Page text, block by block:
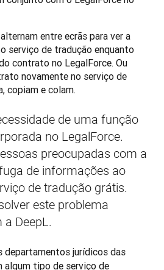
entre ecrãs para ver a
serviço de tradução enquanto
contrato no LegalForce. Ou
novamente no serviço de
copiam e colam.
de uma função
no LegalForce.
preocupadas com a
de informações ao
de tradução grátis.
este problema
DeepL.
jurídicos das
algum tipo de serviço de